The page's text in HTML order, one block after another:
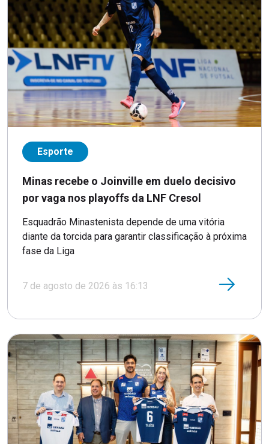
Esporte
Minas recebe o Joinville em duelo decisivo
por vaga nos playoffs da LNF Cresol
Esquadrão Minastenista depende de uma vitória
diante da torcida para garantir classificação à próxima
fase da Liga
7 de agosto de 2026 às 16:13